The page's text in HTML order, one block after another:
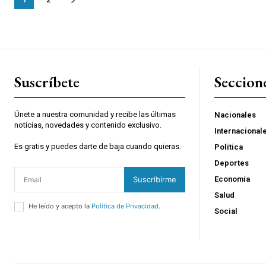
Suscríbete
Únete a nuestra comunidad y recibe las últimas
noticias, novedades y contenido exclusivo.
Es gratis y puedes darte de baja cuando quieras.
Suscribirme
He leído y acepto la Política de Privacidad.
Nacionales
Política
Deportes
Economía
Salud
Social